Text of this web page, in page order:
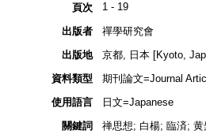
頁次 1 - 19
出版者
禪學研究會
出版地
京都, 日本 [Kyoto,
資料類型
期刊論文=Journal
使用語言
日文=Japanese
關鍵詞
禅思想; 白楊; 臨済;